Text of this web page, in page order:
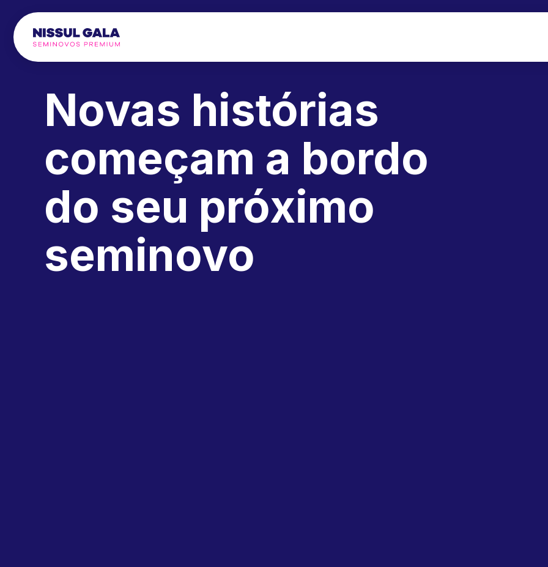
Novas histórias
começam a bordo
do seu próximo
seminovo